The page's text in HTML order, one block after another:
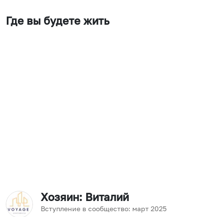
Где вы будете жить
Хозяин: Виталий
Вступление в сообщество: март 2025